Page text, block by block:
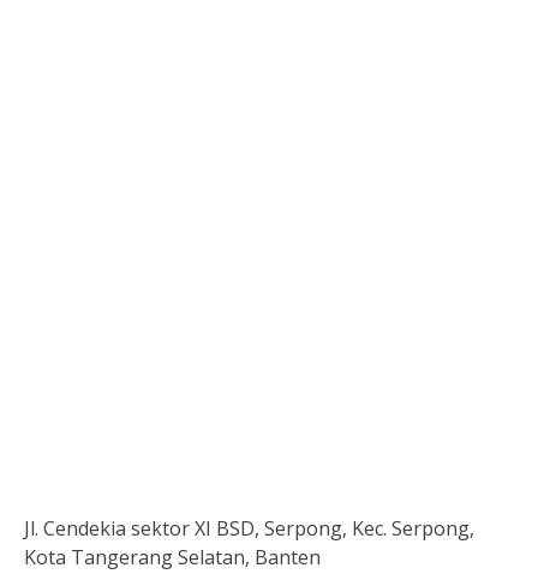
Jl. Cendekia sektor XI BSD, Serpong, Kec. Serpong,
Kota Tangerang Selatan, Banten